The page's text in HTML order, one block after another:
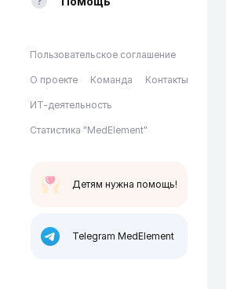
Пользовательское соглашение
О проекте Команда Контакты
ИТ-деятельность
Статистика "MedElement"
Детям нужна помощь!
Telegram MedElement